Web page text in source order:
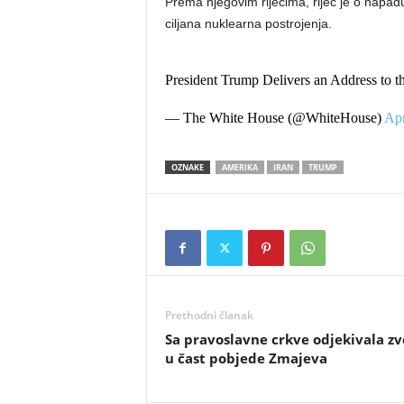
ciljana nuklearna postrojenja.
President Trump Delivers an Address to
— The White House (@WhiteHouse)
OZNAKE AMERIKA IRAN TRUMP
Prethodni članak
Sa pravoslavne crkve odjekivala
u čast pobjede Zmajeva